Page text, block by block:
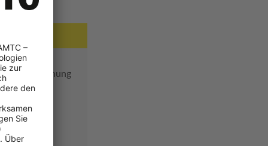
Fehlbedienung